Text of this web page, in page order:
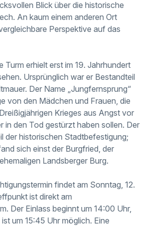
Blick über die historische
An kaum einem anderen Ort
Perspektive auf das
Turm erhielt erst im 19. Jahrhundert
Ursprünglich war er Bestandteil
Der Name „Jungfernsprung“
von den Mädchen und Frauen, die
Krieges aus Angst vor
in den Tod gestürzt haben sollen. Der
der historischen Stadtbefestigung;
sich einst der Burgfried, der
Landsberger Burg.
findet am Sonntag, 12.
ist direkt am
Der Einlass beginnt um 14:00 Uhr,
um 15:45 Uhr möglich. Eine